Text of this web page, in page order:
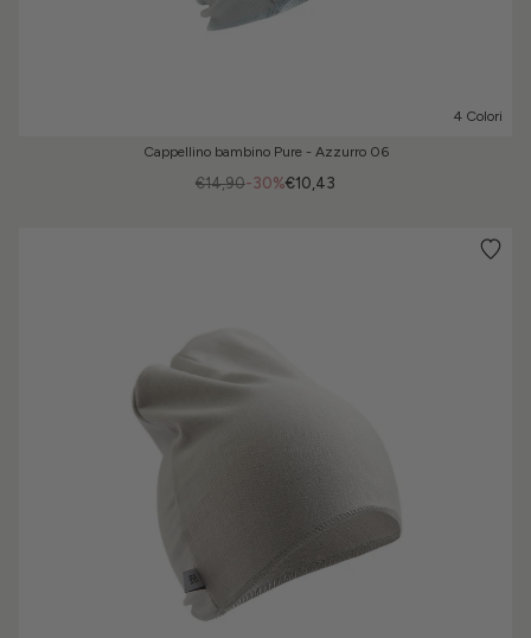
4 Colori
Cappellino bambino Pure - Azzurro 06
-30%
€14,90 €10,43